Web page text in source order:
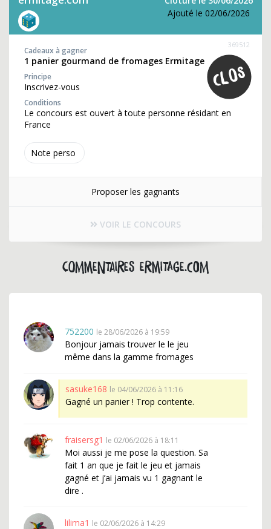
Ajouté le 02/06/2026
Note perso
369512
Cadeaux à gagner
1 panier gourmand de fromages Ermitage
Principe
Inscrivez-vous
Conditions
Le concours est ouvert à toute personne résidant en
France
Proposer les gagnants
VOIR LE CONCOURS
Commentaires ermitage.com
752200 le 28/06/2026 à 19:59
Bonjour jamais trouver le le jeu
même dans la gamme fromages
sasuke168 le 04/06/2026 à 11:16
Gagné un panier ! Trop contente.
fraisersg1 le 02/06/2026 à 18:11
Moi aussi je me pose la question. Sa
fait 1 an que je fait le jeu et jamais
gagné et j’ai jamais vu 1 gagnant le
dire .
lilima1 le 02/06/2026 à 14:29